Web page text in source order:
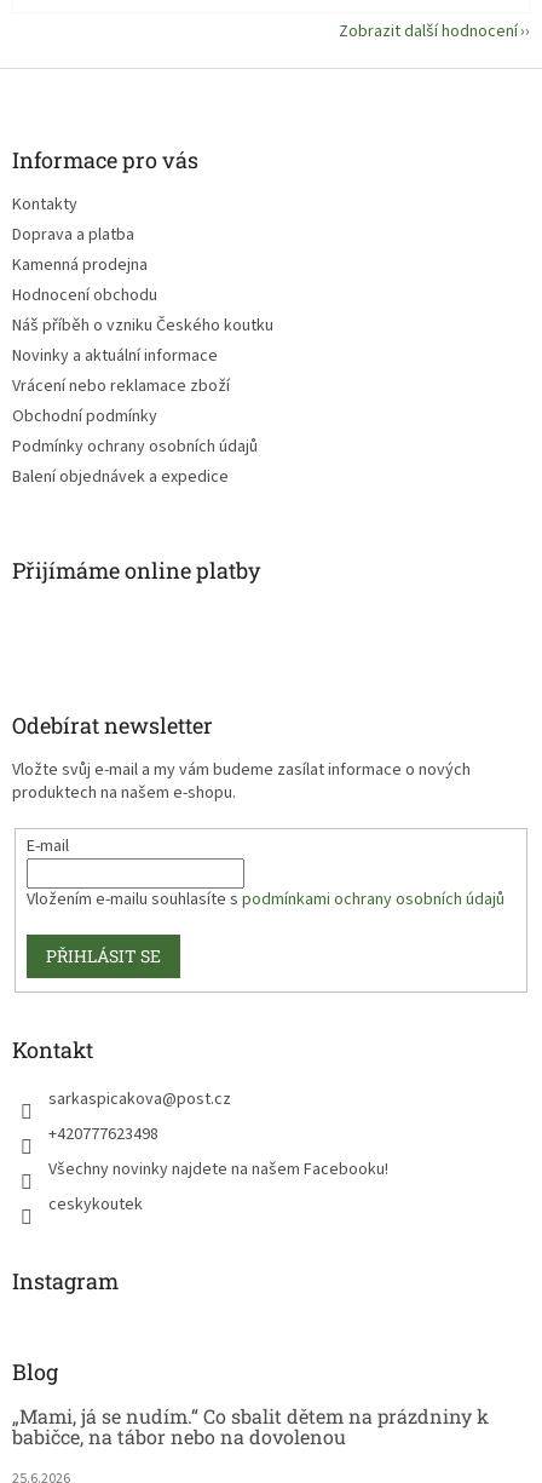
Zobrazit další hodnocení
Informace pro vás
Kontakty
Doprava a platba
Kamenná prodejna
Hodnocení obchodu
Náš příběh o vzniku Českého koutku
Novinky a aktuální informace
Vrácení nebo reklamace zboží
Obchodní podmínky
Podmínky ochrany osobních údajů
Balení objednávek a expedice
Přijímáme online platby
Odebírat newsletter
Vložte svůj e-mail a my vám budeme zasílat informace o nových
produktech na našem e-shopu.
E-mail
Vložením e-mailu souhlasíte s podmínkami ochrany osobních údajů
PŘIHLÁSIT SE
Kontakt
sarkaspicakova@post.cz
+420777623498
Všechny novinky najdete na našem Facebooku!
ceskykoutek
Instagram
Blog
„Mami, já se nudím.“ Co sbalit dětem na prázdniny k
babičce, na tábor nebo na dovolenou
25.6.2026